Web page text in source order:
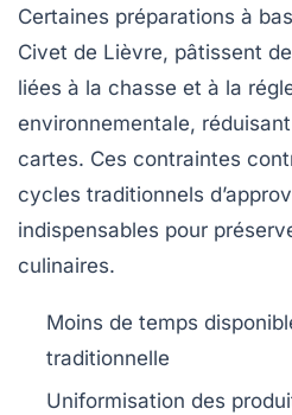
Certaines préparations à
Civet de Lièvre, pâtissent
liées à la chasse et à la
environnementale,
cartes. Ces contraintes
cycles traditionnels
indispensables pour
culinaires.
Moins de temps
traditionnelle
Uniformisation des